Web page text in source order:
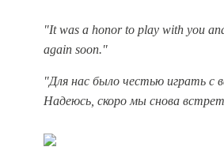
"It was a honor to play with you
again soon."
"Для нас было честью играть с
Надеюсь, скоро мы снова